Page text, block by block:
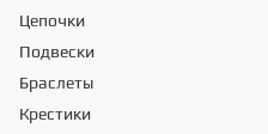
Цепочки
Подвески
Браслеты
Крестики